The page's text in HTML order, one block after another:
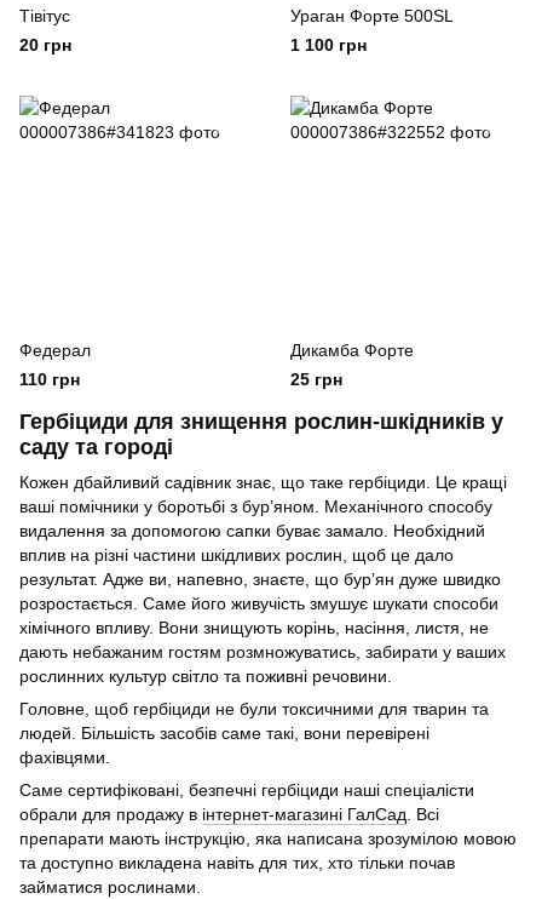
Тівітус
20 грн
Ураган Форте 500SL
1 100 грн
Федерал
110 грн
Дикамба Форте
25 грн
Гербіциди для знищення рослин-шкідників у
саду та городі
Кожен дбайливий садівник знає, що таке гербіциди. Це кращі
ваші помічники у боротьбі з бур’яном. Механічного способу
видалення за допомогою сапки буває замало. Необхідний
вплив на різні частини шкідливих рослин, щоб це дало
результат. Адже ви, напевно, знаєте, що бур’ян дуже швидко
розростається. Саме його живучість змушує шукати способи
хімічного впливу. Вони знищують корінь, насіння, листя, не
дають небажаним гостям розмножуватись, забирати у ваших
рослинних культур світло та поживні речовини.
Головне, щоб гербіциди не були токсичними для тварин та
людей. Більшість засобів саме такі, вони перевірені
фахівцями.
Саме сертифіковані, безпечні гербіциди наші спеціалісти
обрали для продажу в інтернет-магазині ГалСад. Всі
препарати мають інструкцію, яка написана зрозумілою мовою
та доступно викладена навіть для тих, хто тільки почав
займатися рослинами.